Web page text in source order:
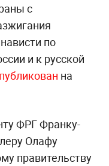
с
по
и к русской
на
ФРГ Франку-
Олафу
правительству